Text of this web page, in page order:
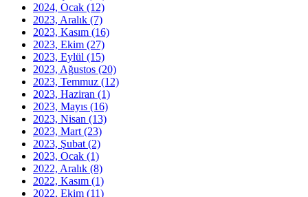
2024, Ocak (12)
2023, Aralık (7)
2023, Kasım (16)
2023, Ekim (27)
2023, Eylül (15)
2023, Ağustos (20)
2023, Temmuz (12)
2023, Haziran (1)
2023, Mayıs (16)
2023, Nisan (13)
2023, Mart (23)
2023, Şubat (2)
2023, Ocak (1)
2022, Aralık (8)
2022, Kasım (1)
2022, Ekim (11)